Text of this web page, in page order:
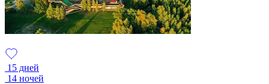
15 дней
14 ночей